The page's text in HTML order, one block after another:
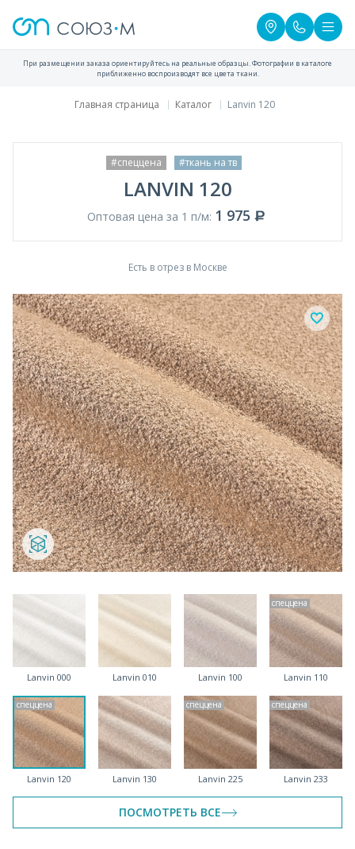
При размещении заказа ориентируйтесь на реальные образцы. Фотографии в каталоге
приближенно воспроизводят все цвета ткани.
Главная страница Каталог Lanvin 120
#спеццена #ткань на тв
LANVIN 120
Оптовая цена за 1 п/м: 1 975
Есть в отрез в Москве
Lanvin 000 Lanvin 010 Lanvin 100
спеццена
Lanvin 110
спеццена
Lanvin 120 Lanvin 130
спеццена
Lanvin 225
спеццена
Lanvin 233
спеццена
ПОСМОТРЕТЬ ВСЕ